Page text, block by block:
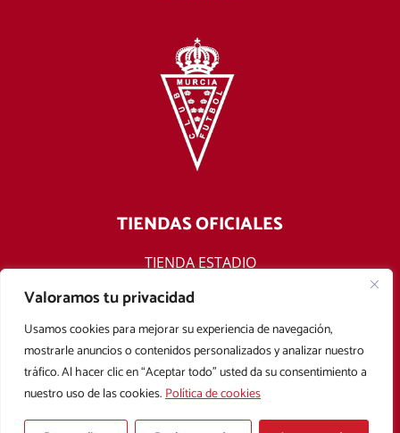
Valoramos tu privacidad
Usamos cookies para mejorar su experiencia de navegación,
mostrarle anuncios o contenidos personalizados y analizar nuestro
tráfico. Al hacer clic en “Aceptar todo” usted da su consentimiento a
nuestro uso de las cookies.Política de cookies
TIENDAS OFICIALES
TIENDA ESTADIO
TIENDA ONLINE
F
a
c
e
b
o
T
w
i
t
t
e
Y
o
u
t
u
b
I
n
s
t
a
g
Aviso legal Política de privacidad Política de cookies
Condiciones Generales de Contratación